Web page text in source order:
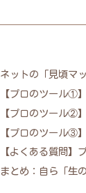
ネットの「見頃マ
【プロのツール①
【プロのツール②
【プロのツール③
【よくある質問】
まとめ：自ら「生